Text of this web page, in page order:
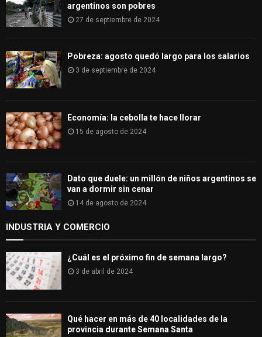
argentinos son pobres
27 de septiembre de 2024
Pobreza: agosto quedó largo para los salarios
3 de septiembre de 2024
Economía: la cebolla te hace llorar
15 de agosto de 2024
Dato que duele: un millón de niños argentinos se
van a dormir sin cenar
14 de agosto de 2024
INDUSTRIA Y COMERCIO
¿Cuál es el próximo fin de semana largo?
3 de abril de 2024
Qué hacer en más de 40 localidades de la
provincia durante Semana Santa